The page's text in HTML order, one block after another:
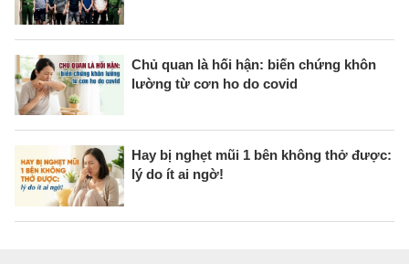
Chủ quan là hối hận: biến chứng khôn
lường từ cơn ho do covid
Hay bị nghẹt mũi 1 bên không thở được:
lý do ít ai ngờ!